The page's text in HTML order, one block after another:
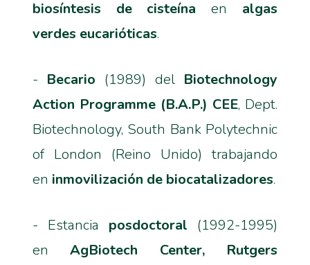
biosíntesis de cisteínaen algas
verdes eucarióticas.
- Becario (1989) del Biotechnology
Action Programme (B.A.P.) CEE, Dept.
Biotechnology, South Bank Polytechnic
of London (Reino Unido) trabajando
en inmovilización de biocatalizadores.
- Estancia posdoctoral (1992-1995)
enAgBiotech Center, Rutgers